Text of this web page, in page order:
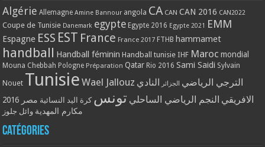
Algérie Allemagne Amine Bannour angola CA CAN CAN 2016 CAN2022
Coupe de Tunisie Danemark egypte Egypte 2016 Egypte 2021 EMM
Espagne ESS EST France France 2017 FTHB hammamet
handball Handball féminin Handball tunisie IHF Maroc mondial
Mouna Chebbah Pologne Préparation Qatar Rio 2016 Sami Saidi Sylvain
Nouet Tunisie Wael Jallouz الترجي الرياضي الجزائر النادي
الافريقي النجم الرياضي الساحلي تونس كرة اليد النسائية مصر 2016
مكارم المهدية وائل جلوز
Catégories